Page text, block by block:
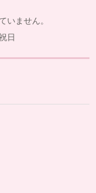
いません。
日